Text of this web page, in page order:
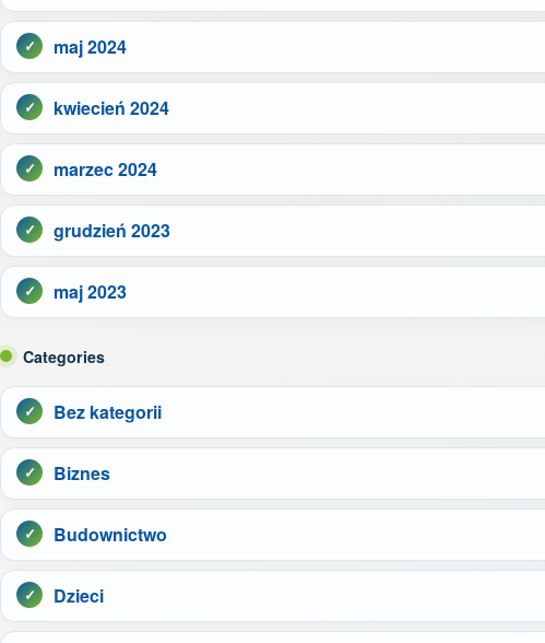
maj 2024
kwiecień 2024
marzec 2024
grudzień 2023
maj 2023
Categories
Bez kategorii
Biznes
Budownictwo
Dzieci